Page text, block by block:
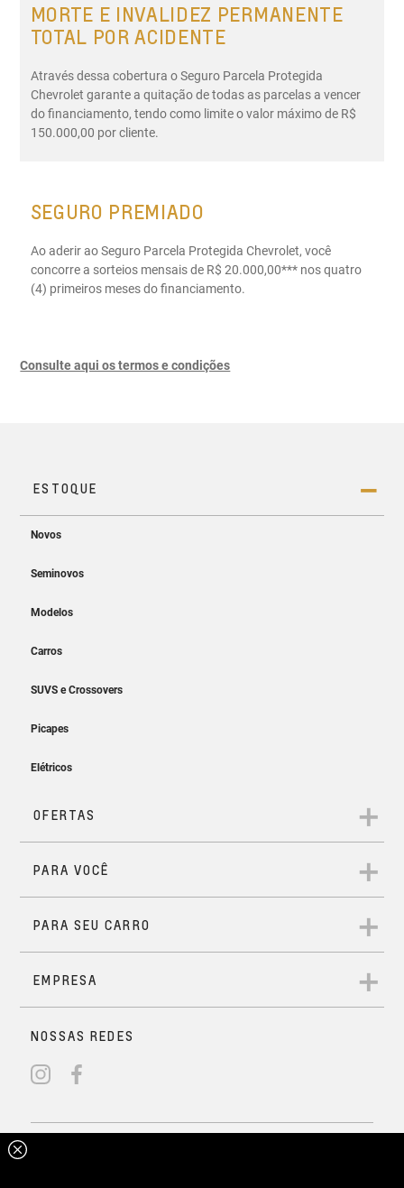
MORTE E INVALIDEZ PERMANENTE
TOTAL POR ACIDENTE
Através dessa cobertura o Seguro Parcela Protegida
Chevrolet garante a quitação de todas as parcelas a vencer
do financiamento, tendo como limite o valor máximo de R$
150.000,00 por cliente.
SEGURO PREMIADO
Ao aderir ao Seguro Parcela Protegida Chevrolet, você
concorre a sorteios mensais de R$ 20.000,00*** nos quatro
(4) primeiros meses do financiamento.
Consulte aqui os termos e condições